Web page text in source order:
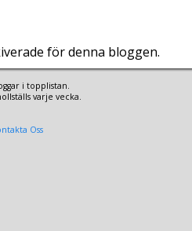
för denna bloggen.
i topplistan.
varje vecka.
Oss